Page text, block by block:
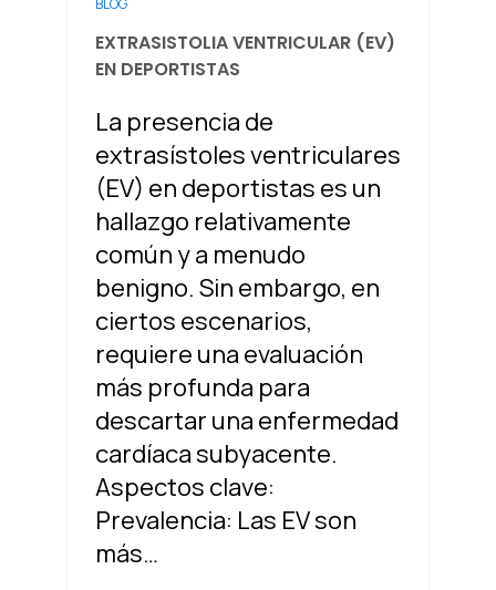
EXTRASISTOLIA VENTRICULAR (EV)
EN DEPORTISTAS
La presencia de
extrasístoles ventriculares
(EV) en deportistas es un
hallazgo relativamente
común y a menudo
benigno. Sin embargo, en
ciertos escenarios,
requiere una evaluación
más profunda para
descartar una enfermedad
cardíaca subyacente.
Aspectos clave:
Prevalencia: Las EV son
más…